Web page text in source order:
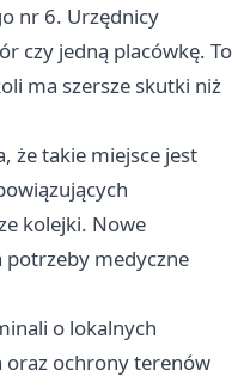
nr 6. Urzędnicy
czy jedną placówkę. To
ma szersze skutki niż
że takie miejsce jest
kolejki. Nowe
potrzeby medyczne
o lokalnych
oraz ochrony terenów